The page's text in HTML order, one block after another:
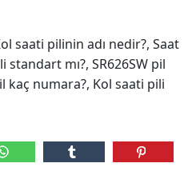
saati pilinin adı nedir?, Saat
mı?, SR626SW pil
kaç numara?, Kol saati pili